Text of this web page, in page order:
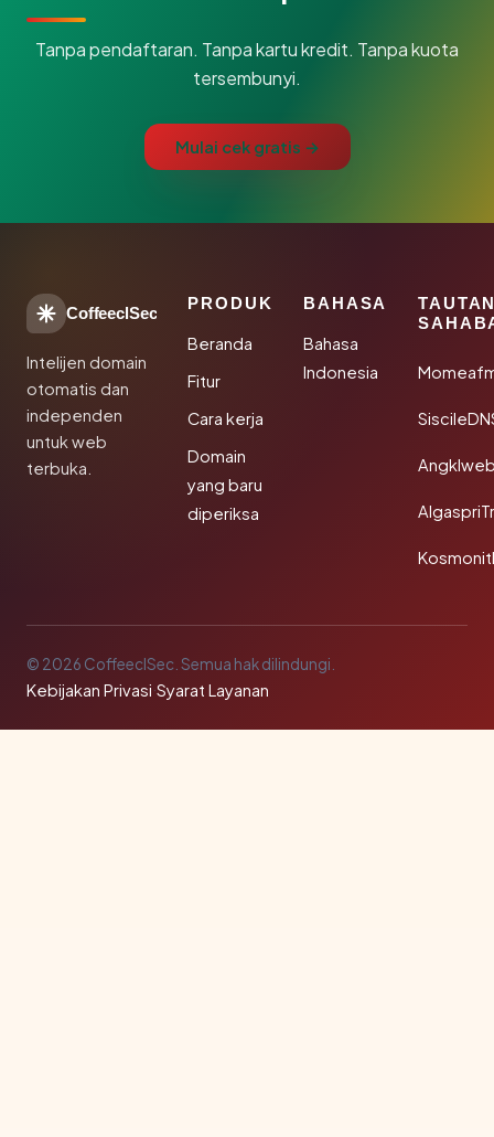
Tanpa pendaftaran. Tanpa kartu kredit. Tanpa kuota
tersembunyi.
Mulai cek gratis →
CoffeeclSec
Intelijen domain
otomatis dan
independen
untuk web
terbuka.
PRODUK
Beranda
Fitur
Cara kerja
Domain
yang baru
diperiksa
BAHASA
Bahasa
Indonesia
© 2026 CoffeeclSec. Semua hak dilindungi.
Kebijakan Privasi·Syarat Layanan